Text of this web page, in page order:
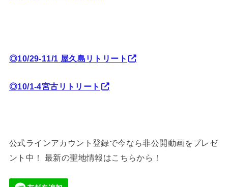
◎10/29-11/1 屋久島リトリート
◎10/1-4宮古リトリート
公式ラインアカウント登録で今なら非公開動画をプレゼ
ント中！ 最新の聖地情報はこちらから！